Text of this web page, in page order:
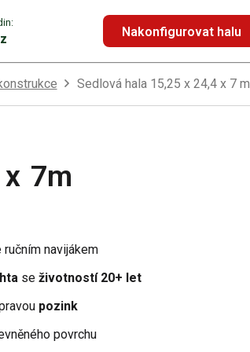
Nakonfigurovat halu
Sedlová hala 15,25 x 24,4 x 7 m
x 7m
navijákem
seživotností 20+ let
pozink
povrchu